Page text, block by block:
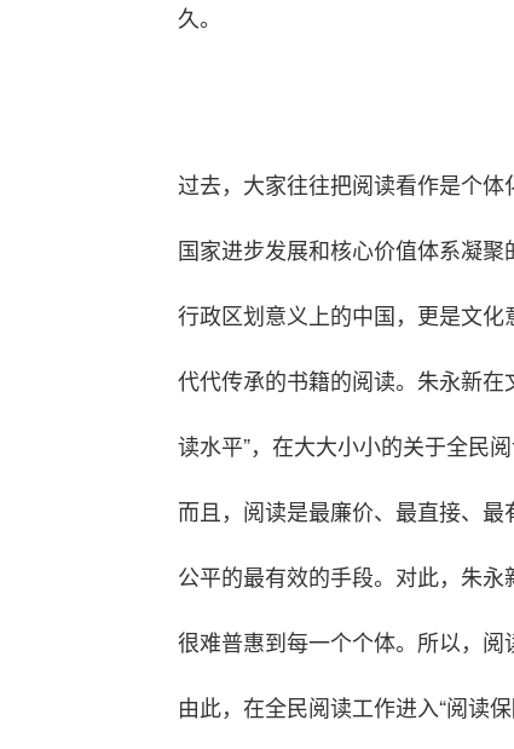
久。
过去，大家往往把阅读看作是个
国家进步发展和核心价值体系凝
行政区划意义上的中国，更是文
代代传承的书籍的阅读。朱永新
读水平”，在大大小小的关于全民
而且，阅读是最廉价、最直接、
公平的最有效的手段。对此，朱永
很难普惠到每一个个体。所以，
由此，在全民阅读工作进入“阅读